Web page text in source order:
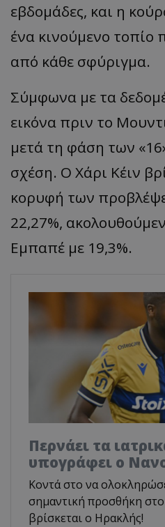
εβδομάδες, και η
ένα κινούμενο τοπίο
από κάθε σφύριγμα.
Σύμφωνα με τα
εικόνα πριν το
μετά τη φάση των
σχέση. Ο Χάρι Κέιν
κορυφή των
22,27%,
Εμπαπέ με 19,3%.
Περνάει τα
υπογράφει ο
Κοντά στο να
σημαντική προσθήκη
βρίσκεται ο Ηρακλής!